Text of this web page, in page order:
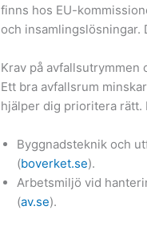
finns hos EU-
och insamlingslösningar.
Krav på avfallsutrymmen
Ett bra avfallsrum
hjälper dig prioritera rätt.
Byggnadsteknik och
(boverket.se).
Arbetsmiljö vid
(av.se).